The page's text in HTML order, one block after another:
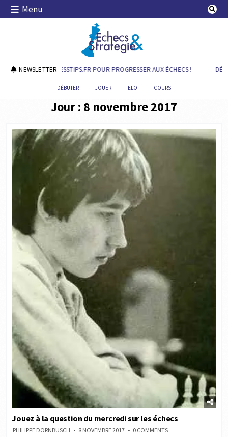
Skip
Menu
Echecs & Stratégie
NEWSLETTER
DÉCOUVREZ CHESSTIPS.FR POUR PROGRESSER AUX ÉCHECS !
DÉBUTER JOUER ELO COURS
Jour : 8 novembre 2017
Jouez à la question du mercredi sur les échecs
PHILIPPE DORNBUSCH 8 NOVEMBRE 2017 0 COMMENTSON